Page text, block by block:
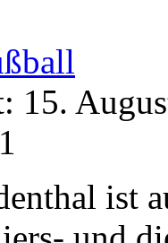
15.
ist